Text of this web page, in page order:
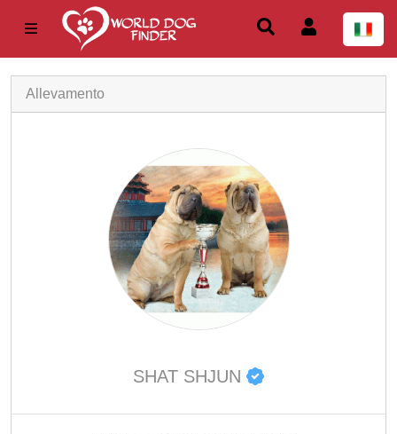
Allevamento
SHAT SHJUN